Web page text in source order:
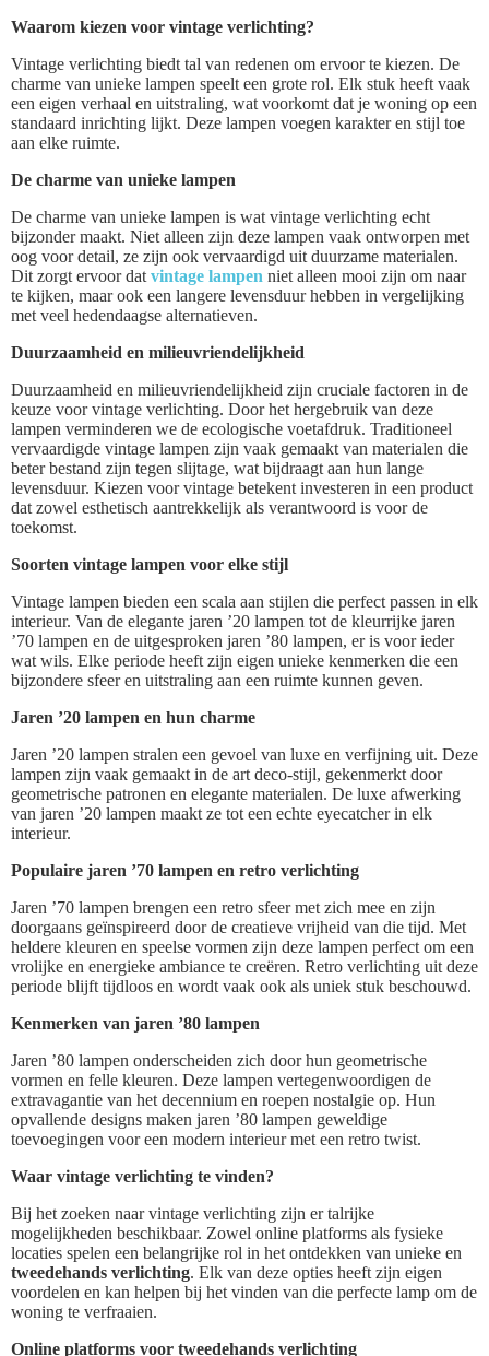
Waarom kiezen voor vintage verlichting?
Vintage verlichting biedt tal van redenen om ervoor te kiezen. De
charme van unieke lampen speelt een grote rol. Elk stuk heeft vaak
een eigen verhaal en uitstraling, wat voorkomt dat je woning op een
standaard inrichting lijkt. Deze lampen voegen karakter en stijl toe
aan elke ruimte.
De charme van unieke lampen
De charme van unieke lampen is wat vintage verlichting echt
bijzonder maakt. Niet alleen zijn deze lampen vaak ontworpen met
oog voor detail, ze zijn ook vervaardigd uit duurzame materialen.
Dit zorgt ervoor dat vintage lampen niet alleen mooi zijn om naar
te kijken, maar ook een langere levensduur hebben in vergelijking
met veel hedendaagse alternatieven.
Duurzaamheid en milieuvriendelijkheid
Duurzaamheid en milieuvriendelijkheid zijn cruciale factoren in de
keuze voor vintage verlichting. Door het hergebruik van deze
lampen verminderen we de ecologische voetafdruk. Traditioneel
vervaardigde vintage lampen zijn vaak gemaakt van materialen die
beter bestand zijn tegen slijtage, wat bijdraagt aan hun lange
levensduur. Kiezen voor vintage betekent investeren in een product
dat zowel esthetisch aantrekkelijk als verantwoord is voor de
toekomst.
Soorten vintage lampen voor elke stijl
Vintage lampen bieden een scala aan stijlen die perfect passen in elk
interieur. Van de elegante jaren ’20 lampen tot de kleurrijke jaren
’70 lampen en de uitgesproken jaren ’80 lampen, er is voor ieder
wat wils. Elke periode heeft zijn eigen unieke kenmerken die een
bijzondere sfeer en uitstraling aan een ruimte kunnen geven.
Jaren ’20 lampen en hun charme
Jaren ’20 lampen stralen een gevoel van luxe en verfijning uit. Deze
lampen zijn vaak gemaakt in de art deco-stijl, gekenmerkt door
geometrische patronen en elegante materialen. De luxe afwerking
van jaren ’20 lampen maakt ze tot een echte eyecatcher in elk
interieur.
Populaire jaren ’70 lampen en retro verlichting
Jaren ’70 lampen brengen een retro sfeer met zich mee en zijn
doorgaans geïnspireerd door de creatieve vrijheid van die tijd. Met
heldere kleuren en speelse vormen zijn deze lampen perfect om een
vrolijke en energieke ambiance te creëren. Retro verlichting uit deze
periode blijft tijdloos en wordt vaak ook als uniek stuk beschouwd.
Kenmerken van jaren ’80 lampen
Jaren ’80 lampen onderscheiden zich door hun geometrische
vormen en felle kleuren. Deze lampen vertegenwoordigen de
extravagantie van het decennium en roepen nostalgie op. Hun
opvallende designs maken jaren ’80 lampen geweldige
toevoegingen voor een modern interieur met een retro twist.
Waar vintage verlichting te vinden?
Bij het zoeken naar vintage verlichting zijn er talrijke
mogelijkheden beschikbaar. Zowel online platforms als fysieke
locaties spelen een belangrijke rol in het ontdekken van unieke en
tweedehands verlichting. Elk van deze opties heeft zijn eigen
voordelen en kan helpen bij het vinden van die perfecte lamp om de
woning te verfraaien.
Online platforms voor tweedehands verlichting